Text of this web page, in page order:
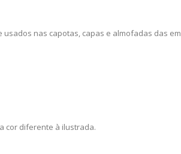
nas capotas, capas e almofadas das
cor diferente à ilustrada.